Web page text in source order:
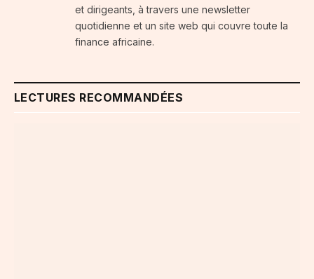
et dirigeants, à travers une newsletter
quotidienne et un site web qui couvre toute la
finance africaine.
LECTURES RECOMMANDÉES